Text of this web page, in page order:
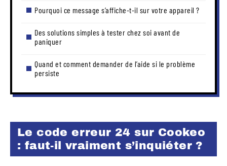
Pourquoi ce message s’affiche-t-il sur votre appareil ?
Des solutions simples à tester chez soi avant de
paniquer
Quand et comment demander de l’aide si le problème
persiste
Le code erreur 24 sur Cookeo
: faut-il vraiment s’inquiéter ?